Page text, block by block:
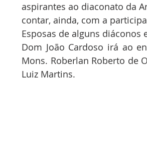
aspirantes ao diaconato da
contar, ainda, com a
Esposas de alguns
Dom João Cardoso irá ao
Mons. Roberlan Roberto de
Luiz Martins.